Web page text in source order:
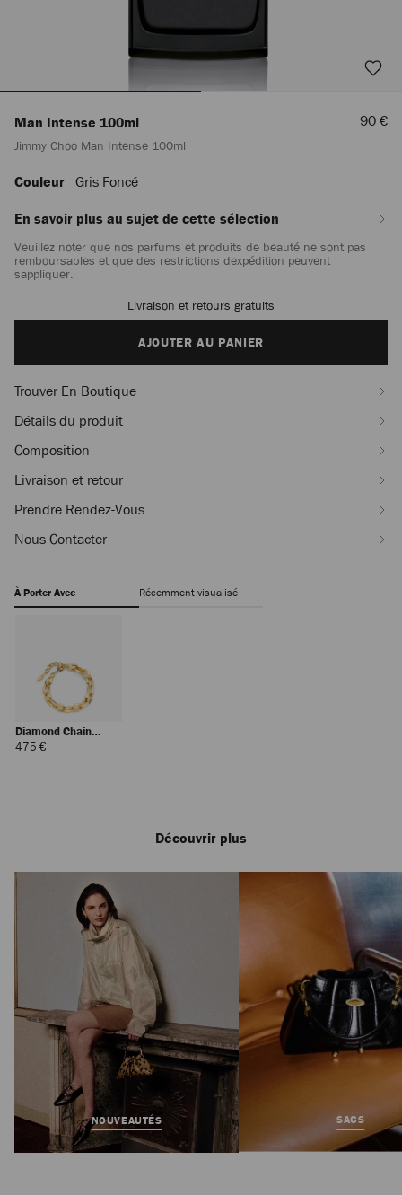
Man Intense 100ml
Jimmy Choo Man Intense 100ml
Prix
90 €
https://row.jimmychoo.com/fr_FR/homme/parfums/man-
100ml/jimmy-
man-
intense-
100ml-
Couleur Gris Foncé
En savoir plus au sujet de cette sélection
Veuillez noter que nos parfums et produits de beauté ne sont pas
remboursables et que des restrictions dexpédition peuvent
sappliquer.
to
Livraison et retours gratuits
AJOUTER AU PANIER
Trouver En Boutique
Détails du produit
Composition
Livraison et retour
Prendre Rendez-Vous
Nous Contacter
À Porter Avec Récemment visualisé
Diamond Chain
Bracelet
475 €
Man Intense 100ml
Régulier
Découvrir plus
NOUVEAUTÉS SACS